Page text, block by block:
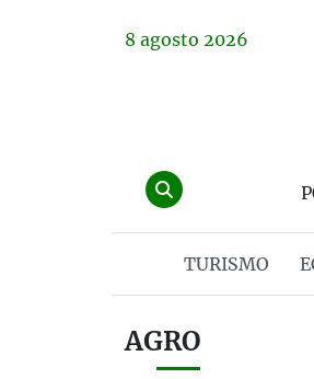
8 agosto 2026
TURISMO
AGRO